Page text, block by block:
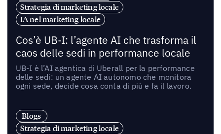
Strategia di marketing locale
IA nel marketing locale
Cos’è UB-I: l’agente AI che trasforma il
caos delle sedi in performance locale
UB-I è l’AI agentica di Uberall per la performance
delle sedi: un agente AI autonomo che monitora
ogni sede, decide cosa conta di più e fa il lavoro.
Blogs
Strategia di marketing locale